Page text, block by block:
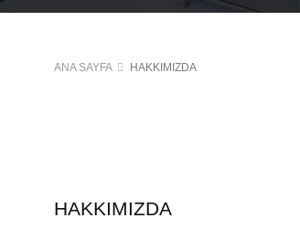
ANA SAYFA HAKKIMIZDA
HAKKIMIZDA